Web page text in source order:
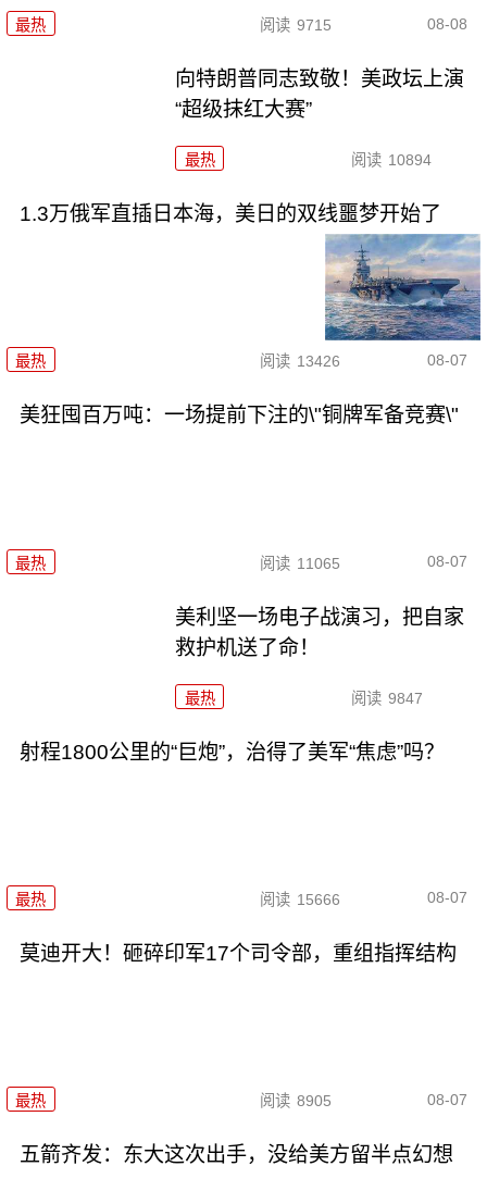
最热 阅读 9715 08-08
向特朗普同志致敬！美政坛上演
“超级抹红大赛”
最热 阅读 10894
1.3万俄军直插日本海，美日的双线噩梦开始了
最热 阅读 13426 08-07
美狂囤百万吨：一场提前下注的\"铜牌军备竞赛\"
最热 阅读 11065 08-07
美利坚一场电子战演习，把自家
救护机送了命！
最热 阅读 9847
射程1800公里的“巨炮”，治得了美军“焦虑”吗？
最热 阅读 15666 08-07
莫迪开大！砸碎印军17个司令部，重组指挥结构
最热 阅读 8905 08-07
五箭齐发：东大这次出手，没给美方留半点幻想